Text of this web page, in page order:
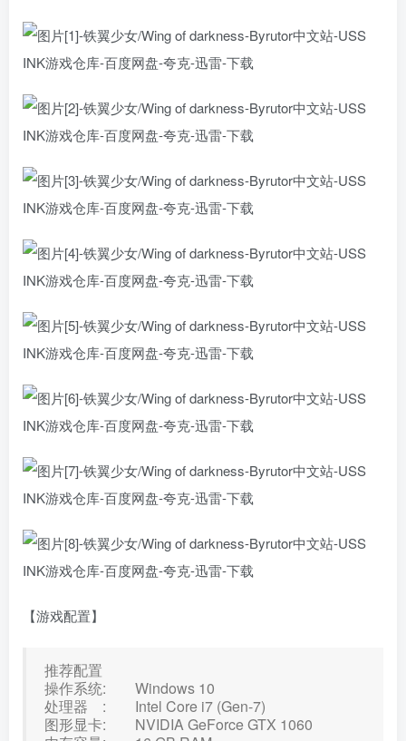
【游戏配置】
推荐配置
操作系统: Windows 10
处理器 : Intel Core i7 (Gen-7)
图形显卡: NVIDIA GeForce GTX 1060